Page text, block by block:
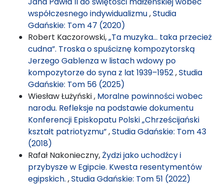
współczesnego indywidualizmu,Studia
Gdańskie: Tom 47 (2020)
Robert Kaczorowski,„Ta muzyka… taka przecież
cudna”. Troska o spuściznę kompozytorską
Jerzego Gablenza w listach wdowy po
kompozytorze do syna z lat 1939–1952,Studia
Gdańskie: Tom 56 (2025)
Wiesław Łużyński , Moralne powinności wobec
narodu. Refleksje na podstawie dokumentu
Konferencji Episkopatu Polski „Chrześcijański
kształt patriotyzmu”,Studia Gdańskie: Tom 43
(2018)
Rafał Nakonieczny,Żydzi jako uchodźcy i
przybysze w Egipcie. Kwesta resentymentów
egipskich. ,Studia Gdańskie: Tom 51 (2022)